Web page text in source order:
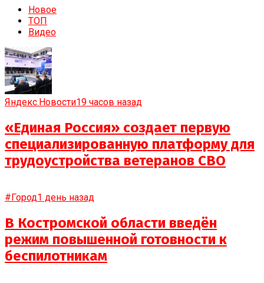
Новое
ТОП
Видео
Яндекс.Новости19 часов назад
«Единая Россия» создает первую
специализированную платформу для
трудоустройства ветеранов СВО
#Город1 день назад
В Костромской области введён
режим повышенной готовности к
беспилотникам